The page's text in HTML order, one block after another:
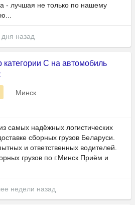
- лучшая не только по нашему
назад
категории C на автомобиль
Минск
самых надёжных логистических
сборных грузов Беларуси.
и ответственных водителей.
грузов по г.Минск Приём и
недели назад